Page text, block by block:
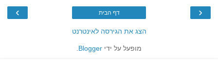
‹
› דף הבית
הצג את הגירסה לאינטרנט
מופעל על ידי Blogger